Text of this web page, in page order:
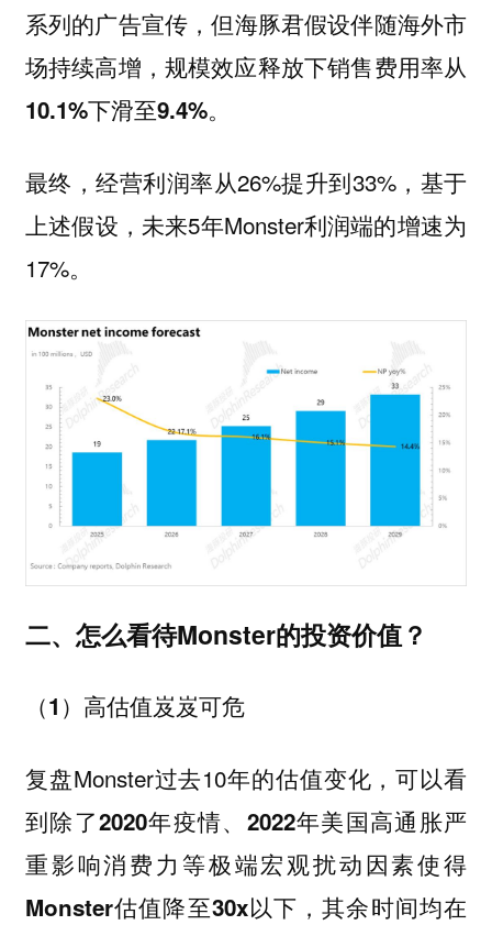
系列的广告宣传，但海豚君假设伴随海外市
场持续高增，规模效应释放下销售费用率从
10.1%下滑至9.4%。
最终，经营利润率从26%提升到33%，基于
上述假设，未来5年Monster利润端的增速为
17%。
二、怎么看待Monster的投资价值？
（1）高估值岌岌可危
复盘Monster过去10年的估值变化，可以看
到除了2020年疫情、2022年美国高通胀严
重影响消费力等极端宏观扰动因素使得
Monster估值降至30x以下，其余时间均在